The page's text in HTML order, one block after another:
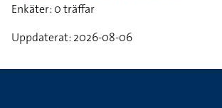
Enkäter: 0 träffar
Uppdaterat: 2026-08-06